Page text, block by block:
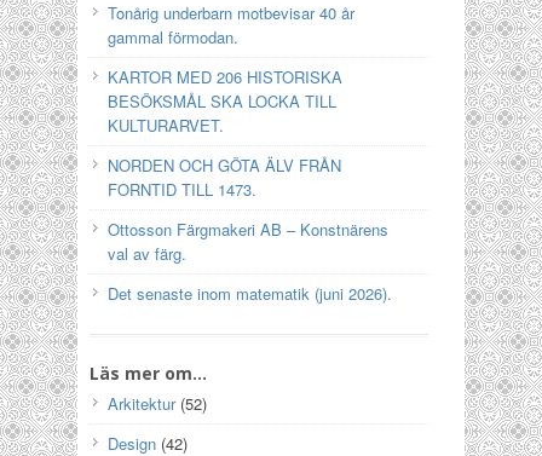
Tonårig underbarn motbevisar 40 år
gammal förmodan.
KARTOR MED 206 HISTORISKA
BESÖKSMÅL SKA LOCKA TILL
KULTURARVET.
NORDEN OCH GÖTA ÄLV FRÅN
FORNTID TILL 1473.
Ottosson Färgmakeri AB – Konstnärens
val av färg.
Det senaste inom matematik (juni 2026).
Läs mer om…
Arkitektur(52)
Design (42)